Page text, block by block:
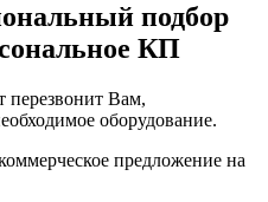
подбор
КП
перезвонит Вам,
оборудование.
предложение на